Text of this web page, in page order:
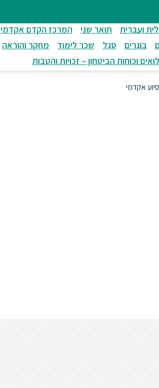
ועברית תואר שני
המרכז הקדם אקדמי
בוגרים סגל שכר לימוד
מחקר והוראה
וכוחות הביטחון – זכויות והטבות
סיוע אקדמי